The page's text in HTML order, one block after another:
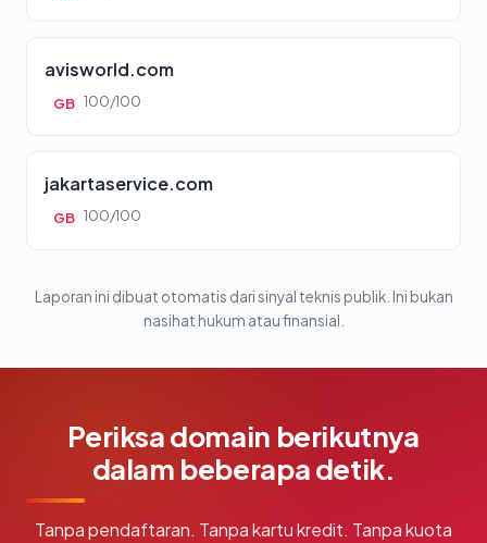
avisworld.com
GB 100/100
jakartaservice.com
GB 100/100
Laporan ini dibuat otomatis dari sinyal teknis publik. Ini bukan
nasihat hukum atau finansial.
Periksa domain berikutnya
dalam beberapa detik.
Tanpa pendaftaran. Tanpa kartu kredit. Tanpa kuota